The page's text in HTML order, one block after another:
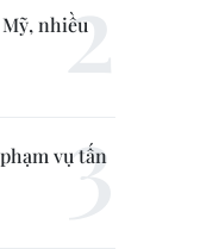
nhiều
vụ tấn